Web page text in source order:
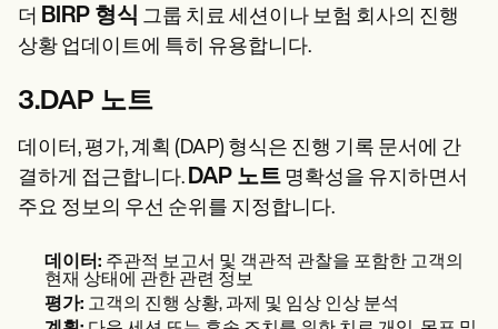
더 BIRP 형식 그룹 치료 세션이나 보험 회사의 진행
상황 업데이트에 특히 유용합니다.
3.DAP 노트
데이터, 평가, 계획 (DAP) 형식은 진행 기록 문서에 간
결하게 접근합니다. DAP 노트 명확성을 유지하면서
주요 정보의 우선 순위를 지정합니다.
데이터: 주관적 보고서 및 객관적 관찰을 포함한 고객의
현재 상태에 관한 관련 정보
평가: 고객의 진행 상황, 과제 및 임상 인상 분석